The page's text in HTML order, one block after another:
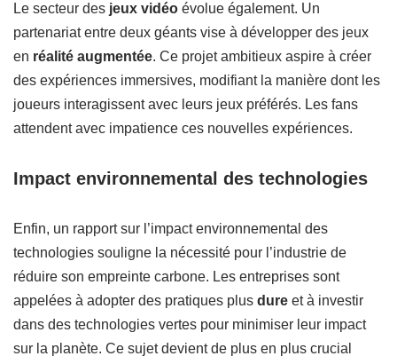
Le secteur des jeux vidéo évolue également. Un
partenariat entre deux géants vise à développer des jeux
en réalité augmentée. Ce projet ambitieux aspire à créer
des expériences immersives, modifiant la manière dont les
joueurs interagissent avec leurs jeux préférés. Les fans
attendent avec impatience ces nouvelles expériences.
Impact environnemental des technologies
Enfin, un rapport sur l’impact environnemental des
technologies souligne la nécessité pour l’industrie de
réduire son empreinte carbone. Les entreprises sont
appelées à adopter des pratiques plus dure et à investir
dans des technologies vertes pour minimiser leur impact
sur la planète. Ce sujet devient de plus en plus crucial